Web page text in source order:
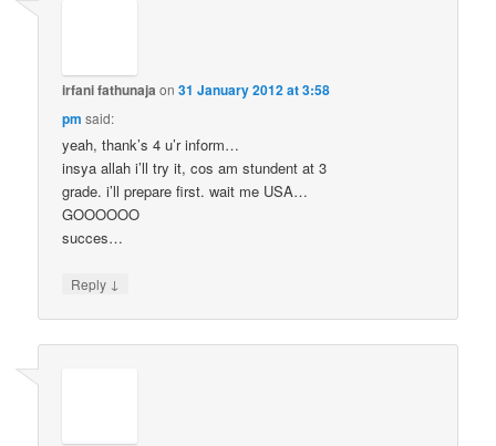
irfani fathunaja on31 January 2012 at 3:58
pm said:
yeah, thank’s 4 u’r inform…
insya allah i’ll try it, cos am stundent at 3
grade. i’ll prepare first. wait me USA…
GOOOOOO
succes…
Reply ↓